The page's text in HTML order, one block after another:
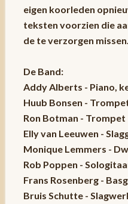
eigen koorleden
teksten voorzien die
de te verzorgen missen.
De Band:
Addy Alberts - Piano,
Huub Bonsen -
Ron Botman - Trompet
Elly van Leeuwen -
Monique Lemmers -
Rob Poppen -
Frans Rosenberg -
Bruis Schutte -